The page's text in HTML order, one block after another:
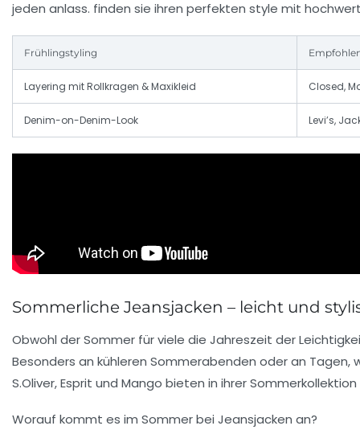
Frühlingstyling
Layering mit Rollkragen & Maxikleid Closed,
Denim-on-Denim-Look Levi’s,
Sommerliche Jeansjacken – leicht und
Obwohl der Sommer für viele die Jahreszeit der
Besonders an kühleren Sommerabenden oder an
S.Oliver, Esprit und Mango bieten in ihrer
Worauf kommt es im Sommer bei Jeansjacken an?